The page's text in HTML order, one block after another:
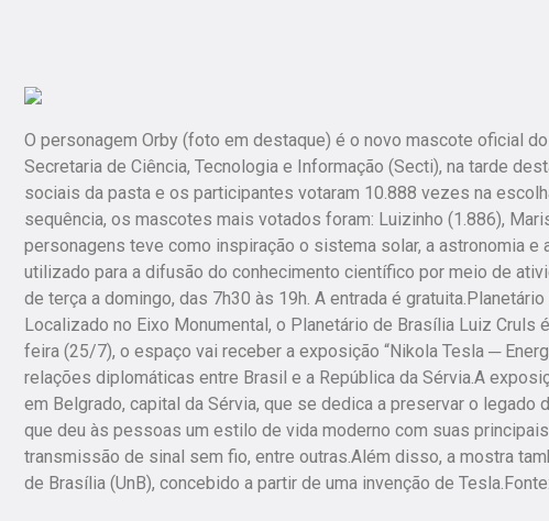
O personagem Orby (foto em destaque) é o novo mascote oficial
Secretaria de Ciência, Tecnologia e Informação (Secti), na tarde
sociais da pasta e os participantes votaram 10.888 vezes na
sequência, os mascotes mais votados foram: Luizinho (1.886),
personagens teve como inspiração o sistema solar, a astronomia
utilizado para a difusão do conhecimento científico por meio de
de terça a domingo, das 7h30 às 19h. A entrada é
Localizado no Eixo Monumental, o Planetário de Brasília Luiz
feira (25/7), o espaço vai receber a exposição “Nikola Tesla ─
relações diplomáticas entre Brasil e a República da Sérvia.A
em Belgrado, capital da Sérvia, que se dedica a preservar o
que deu às pessoas um estilo de vida moderno com suas
transmissão de sinal sem fio, entre outras.Além disso, a mostra
de Brasília (UnB), concebido a partir de uma invenção de